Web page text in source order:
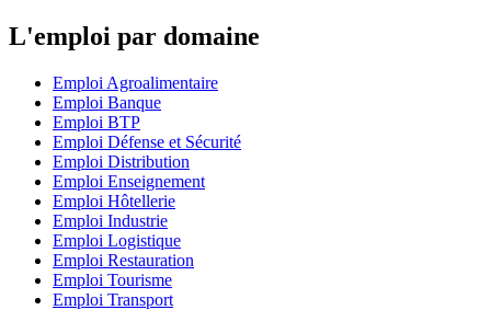
L'emploi par domaine
Emploi Agroalimentaire
Emploi Banque
Emploi BTP
Emploi Défense et Sécurité
Emploi Distribution
Emploi Enseignement
Emploi Hôtellerie
Emploi Industrie
Emploi Logistique
Emploi Restauration
Emploi Tourisme
Emploi Transport